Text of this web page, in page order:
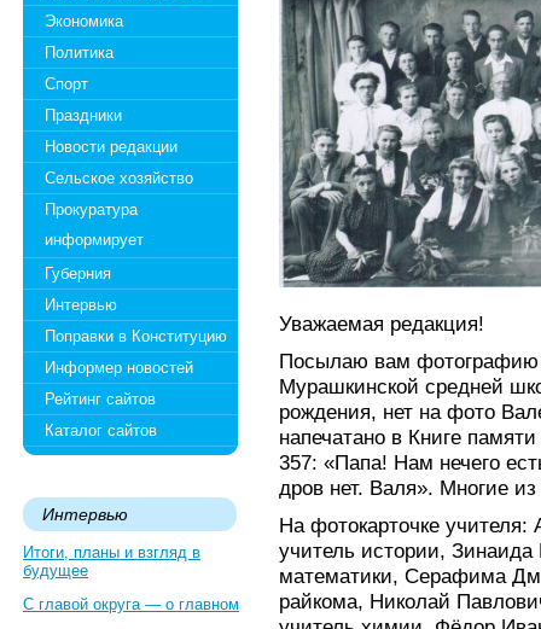
Экономика
Политика
Спорт
Праздники
Новости редакции
Сельское хозяйство
Прокуратура
информирует
Губерния
Интервью
Поправки в Конституцию
Информер новостей
Рейтинг сайтов
Каталог сайтов
Интервью
Итоги, планы и взгляд в
будущее
С главой округа — о главном
Уважаемая редакция!
Посылаю вам фотографию
Мурашкинской средней
рождения, нет на фото
напечатано в Книге
357: «Папа! Нам нечего
дров нет. Валя». Многие
На фотокарточке
учитель истории, Зинаида
математики, Серафима
райкома, Николай